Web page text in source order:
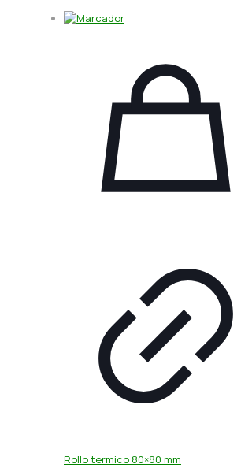
Rollo termico 80×80 mm